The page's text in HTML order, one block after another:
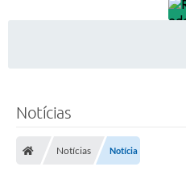
Notícias
Notícias Notícia